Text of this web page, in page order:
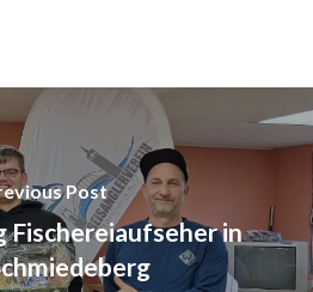
Post
Fischereiaufseher in